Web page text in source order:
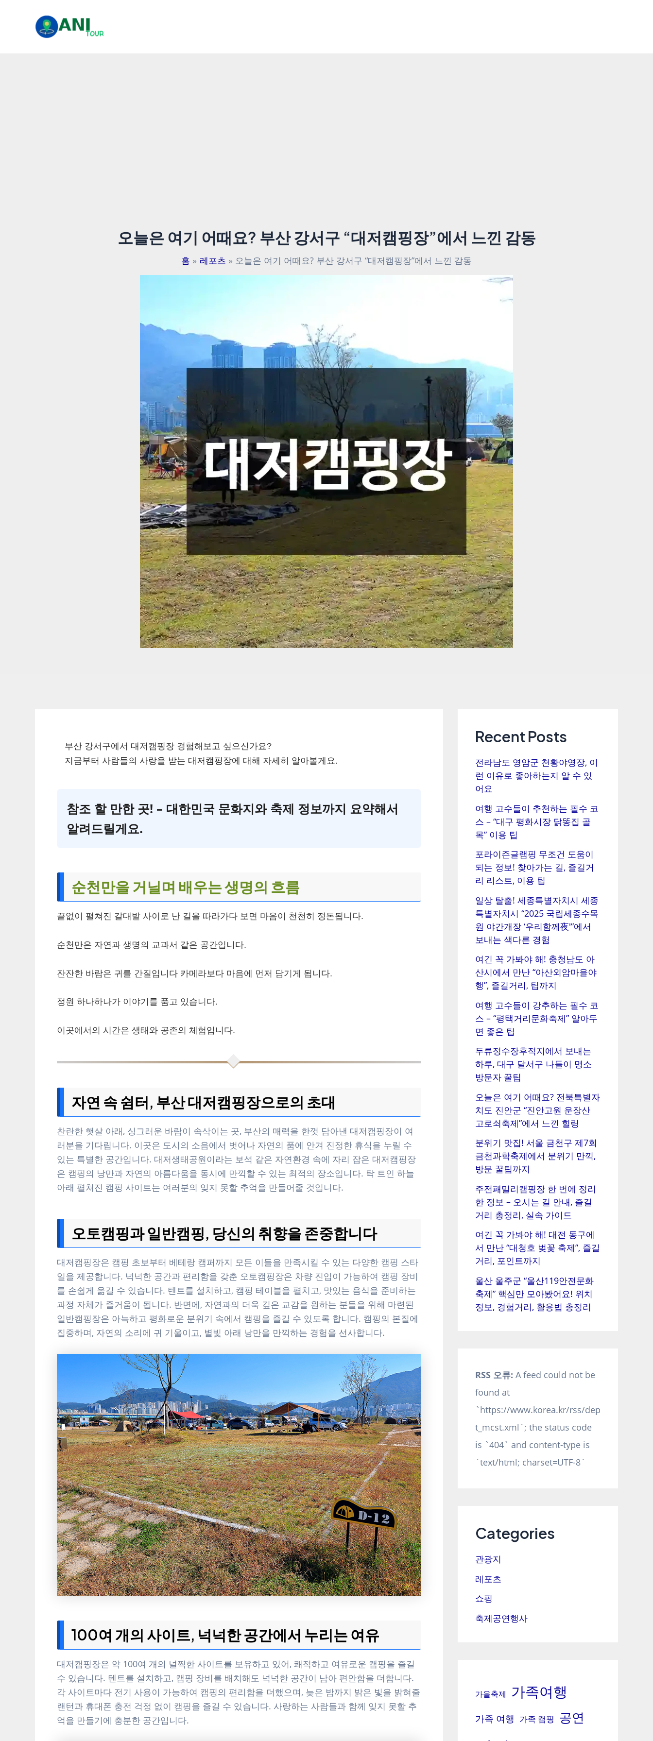
오늘은 여기 어때요? 부산 강서구 “대저캠핑장”에서 느낀 감동
홈 레포츠 오늘은 여기 어때요? 부산 강서구 “대저캠핑장”에서 느낀 감동
부산 강서구에서 대저캠핑장 경험해보고 싶으신가요?
지금부터 사람들의 사랑을 받는 대저캠핑장에 대해 자세히 알아볼게요.
참조 할 만한 곳! – 대한민국 문화지와 축제 정보까지 요약해서
알려드릴게요.
순천만을 거닐며 배우는 생명의 흐름
끝없이 펼쳐진 갈대밭 사이로 난 길을 따라가다 보면 마음이 천천히 정돈됩니다.
순천만은 자연과 생명의 교과서 같은 공간입니다.
잔잔한 바람은 귀를 간질입니다 카메라보다 마음에 먼저 담기게 됩니다.
정원 하나하나가 이야기를 품고 있습니다.
이곳에서의 시간은 생태와 공존의 체험입니다.
자연 속 쉼터, 부산 대저캠핑장으로의 초대
찬란한 햇살 아래, 싱그러운 바람이 속삭이는 곳, 부산의 매력을 한껏 담아낸 대저캠핑장이 여
러분을 기다립니다. 이곳은 도시의 소음에서 벗어나 자연의 품에 안겨 진정한 휴식을 누릴 수
있는 특별한 공간입니다. 대저생태공원이라는 보석 같은 자연환경 속에 자리 잡은 대저캠핑장
은 캠핑의 낭만과 자연의 아름다움을 동시에 만끽할 수 있는 최적의 장소입니다. 탁 트인 하늘
아래 펼쳐진 캠핑 사이트는 여러분의 잊지 못할 추억을 만들어줄 것입니다.
오토캠핑과 일반캠핑, 당신의 취향을 존중합니다
대저캠핑장은 캠핑 초보부터 베테랑 캠퍼까지 모든 이들을 만족시킬 수 있는 다양한 캠핑 스타
일을 제공합니다. 넉넉한 공간과 편리함을 갖춘 오토캠핑장은 차량 진입이 가능하여 캠핑 장비
를 손쉽게 옮길 수 있습니다. 텐트를 설치하고, 캠핑 테이블을 펼치고, 맛있는 음식을 준비하는
과정 자체가 즐거움이 됩니다. 반면에, 자연과의 더욱 깊은 교감을 원하는 분들을 위해 마련된
일반캠핑장은 아늑하고 평화로운 분위기 속에서 캠핑을 즐길 수 있도록 합니다. 캠핑의 본질에
집중하며, 자연의 소리에 귀 기울이고, 별빛 아래 낭만을 만끽하는 경험을 선사합니다.
100여 개의 사이트, 넉넉한 공간에서 누리는 여유
대저캠핑장은 약 100여 개의 널찍한 사이트를 보유하고 있어, 쾌적하고 여유로운 캠핑을 즐길
수 있습니다. 텐트를 설치하고, 캠핑 장비를 배치해도 넉넉한 공간이 남아 편안함을 더합니다.
각 사이트마다 전기 사용이 가능하여 캠핑의 편리함을 더했으며, 늦은 밤까지 밝은 빛을 밝혀줄
랜턴과 휴대폰 충전 걱정 없이 캠핑을 즐길 수 있습니다. 사랑하는 사람들과 함께 잊지 못할 추
억을 만들기에 충분한 공간입니다.
Recent Posts
전라남도 영암군 천황야영장, 이
런 이유로 좋아하는지 알 수 있
어요
여행 고수들이 추천하는 필수 코
스 – “대구 평화시장 닭똥집 골
목” 이용 팁
포라이즌글램핑 무조건 도움이
되는 정보! 찾아가는 길, 즐길거
리 리스트, 이용 팁
일상 탈출! 세종특별자치시 세종
특별자치시 “2025 국립세종수목
원 야간개장 ‘우리함께夜'”에서
보내는 색다른 경험
여긴 꼭 가봐야 해! 충청남도 아
산시에서 만난 “아산외암마을야
행”, 즐길거리, 팁까지
여행 고수들이 강추하는 필수 코
스 – “평택거리문화축제” 알아두
면 좋은 팁
두류정수장후적지에서 보내는
하루, 대구 달서구 나들이 명소
방문자 꿀팁
오늘은 여기 어때요? 전북특별자
치도 진안군 “진안고원 운장산
고로쇠축제”에서 느낀 힐링
분위기 맛집! 서울 금천구 제7회
금천과학축제에서 분위기 만끽,
방문 꿀팁까지
주전패밀리캠핑장 한 번에 정리
한 정보 – 오시는 길 안내, 즐길
거리 총정리, 실속 가이드
여긴 꼭 가봐야 해! 대전 동구에
서 만난 “대청호 벚꽃 축제”, 즐길
거리, 포인트까지
울산 울주군 “울산119안전문화
축제” 핵심만 모아봤어요! 위치
정보, 경험거리, 활용법 총정리
RSS 오류: A feed could not be
found at
`https://www.korea.kr/rss/dep
t_mcst.xml`; the status code
is `404` and content-type is
`text/html; charset=UTF-8`
Categories
관광지
레포츠
쇼핑
축제공연행사
가을축제 가족여행
가족 여행 가족 캠핑 공연